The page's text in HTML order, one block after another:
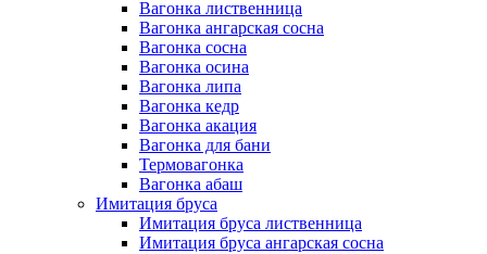
Вагонка лиственница
Вагонка ангарская сосна
Вагонка сосна
Вагонка осина
Вагонка липа
Вагонка кедр
Вагонка акация
Вагонка для бани
Термовагонка
Вагонка абаш
Имитация бруса
Имитация бруса лиственница
Имитация бруса ангарская сосна